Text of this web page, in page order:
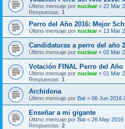
Último mensaje por nuclear« 22 Mar
Respuestas: 1
Perro del Año 2016: Mejor
Último mensaje por nuclear« 13 Mar
Candidaturas a perro del año
Último mensaje por nuclear« 02 Mar
Votación FINAL Perro del Año
Último mensaje por nuclear« 01 Mar
Respuestas: 1
Archidona
Último mensaje por Bat « 06 Jun 2016
Enseñar a mi gigante
Último mensaje por Bat « 26 May 2016
Respuestas: 2